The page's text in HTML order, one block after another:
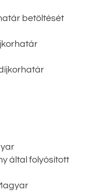
betöltését
által folyósított